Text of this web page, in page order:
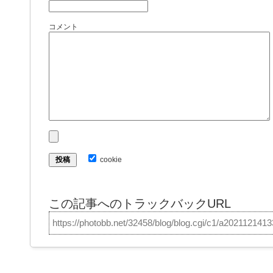
コメント
cookie
この記事へのトラックバックURL
https://photobb.net/32458/blog/blog.cgi/c1/